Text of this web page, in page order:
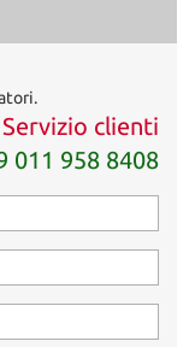
Servizio clienti
011 958 8408